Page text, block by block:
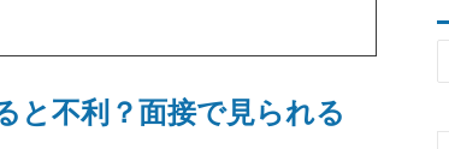
と不利？面接で見られる